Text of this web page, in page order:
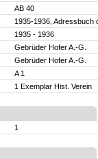
AB 40
1935-1936, Adressbuch
1935 - 1936
Gebrüder Hofer A.-G.
Gebrüder Hofer A.-G.
A 1
1 Exemplar Hist. Verein
1